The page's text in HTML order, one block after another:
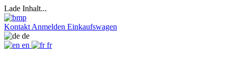
Lade Inhalt...
Kontakt Anmelden Einkaufswagen
de
en
fr